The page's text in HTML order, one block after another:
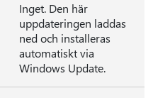
Inget. Den här
uppdateringen laddas
ned och installeras
automatiskt via
Windows Update.